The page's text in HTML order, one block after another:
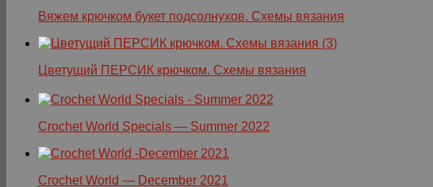
Вяжем крючком букет подсолнухов. Схемы вязания
Цветущий ПЕРСИК крючком. Схемы вязания
Crochet World Specials — Summer 2022
Crochet World — December 2021